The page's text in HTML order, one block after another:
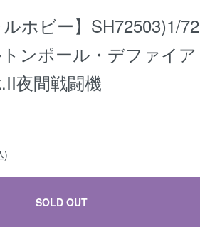
ルホビー】SH72503)1/72
ンポール・デファイア
夜間戦闘機
)
SOLD OUT